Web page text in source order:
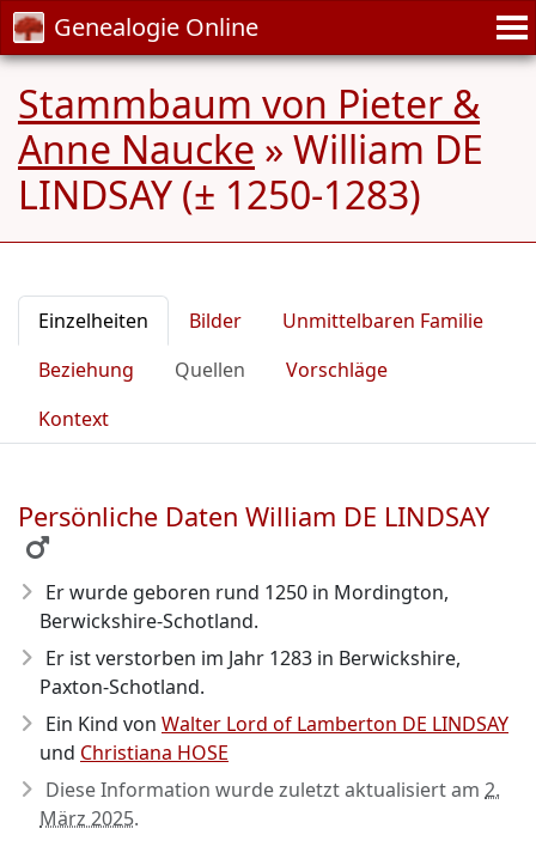
Genealogie Online
Stammbaum von Pieter &
Anne Naucke » William DE
LINDSAY (± 1250-1283)
Einzelheiten Bilder
Unmittelbaren Familie
Beziehung
Quellen
Vorschläge
Kontext
Persönliche Daten William DE LINDSAY
Er wurde geboren rund 1250 in Mordington,
Berwickshire-Schotland.
Er ist verstorben im Jahr 1283 in Berwickshire,
Paxton-Schotland.
Ein Kind von Walter Lord of Lamberton DE LINDSAY
und Christiana HOSE
Diese Information wurde zuletzt aktualisiert am 2.
März 2025.